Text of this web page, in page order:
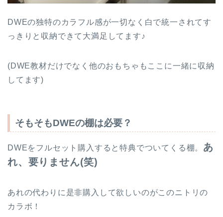
DWEの独特のカラフル感が一切なく白で統一されてす
っきりと収納できて大満足してます♪
(DWE教材だけでなく他のおもちゃもここに一緒に収納
してます)
そもそもDWEの棚は必要？
DWEをフルセット購入すると特典でついてくる棚。 あ
れ、要りません(笑)
あれの代わりに是非購入して欲しいのがこのニトリの
カラボ！